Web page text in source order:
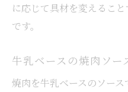
に応じて具材を変えるこ
です。
牛乳ベースの焼肉ソー
焼肉を牛乳ベースのソー